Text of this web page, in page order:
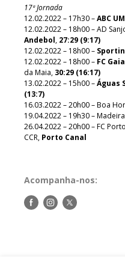
17ª Jornada
12.02.2022 – 17h30 –ABC
12.02.2022 – 18h00 – AD
Andebol, 27:29 (9:17)
12.02.2022 – 18h00 –
12.02.2022 – 18h00 – FC
da Maia, 30:29 (16:17)
13.02.2022 – 15h00 –Águas
(13:7)
16.03.2022 – 20h00 – Boa
19.04.2022 – 19h30 –
26.04.2022 – 20h00 – FC
CCR, Porto Canal
Acompanha-nos:
Siga-Siga-Siga-